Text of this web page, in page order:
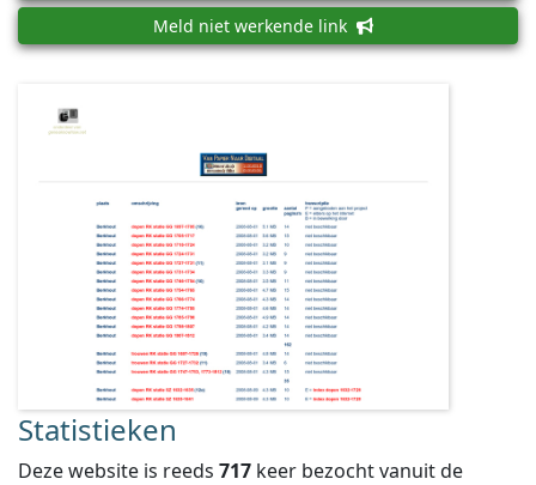
Meld niet werkende link
Statistieken
Deze website is reeds 717 keer bezocht vanuit de